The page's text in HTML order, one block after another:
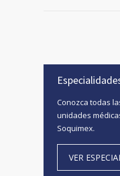
Conozca todas
unidades
Soquimex.
VER